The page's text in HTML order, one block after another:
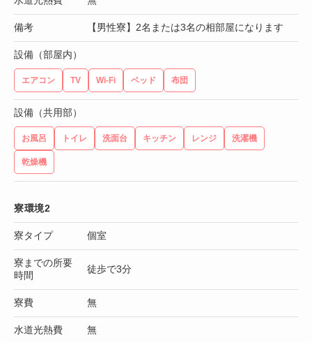
備考 【男性寮】2名または3名の相部屋になります
設備（部屋内）
エアコン TV Wi-Fi ベッド 布団
設備（共用部）
お風呂 トイレ 洗面台 キッチン レンジ 洗濯機
乾燥機
寮環境2
寮タイプ 個室
寮までの所要
時間
徒歩で3分
寮費 無
水道光熱費 無